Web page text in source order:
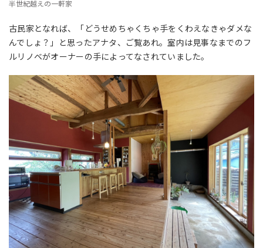
半世紀越えの一軒家
古民家となれば、「どうせめちゃくちゃ手をくわえなきゃダメな
んでしょ？」と思ったアナタ、ご覧あれ。室内は見事なまでのフ
ルリノベがオーナーの手によってなされていました。